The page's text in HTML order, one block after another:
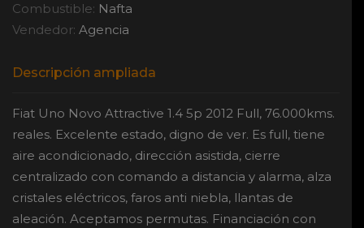
Combustible: Nafta
Vendedor: Agencia
Descripción ampliada
Fiat Uno Novo Attractive 1.4 5p 2012 Full, 76.000kms.
reales. Excelente estado, digno de ver. Es full, tiene
aire acondicionado, dirección asistida, cierre
centralizado con comando a distancia y alarma, alza
cristales eléctricos, faros anti niebla, llantas de
aleación. Aceptamos permutas. Financiación con